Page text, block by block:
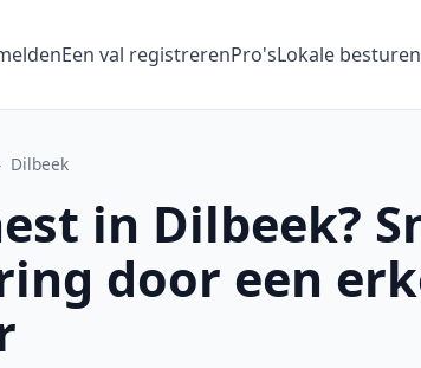
Een val registrerenPro'sLokale besturen
Dilbeek
in Dilbeek?
door een